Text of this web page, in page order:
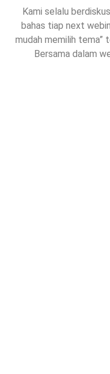
Kami selalu
bahas tiap next
mudah memilih tema”
Bersama dalam